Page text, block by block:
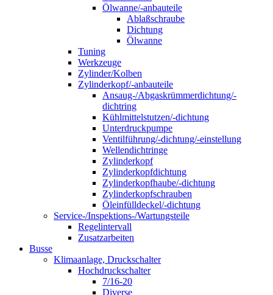
Ölwanne/-anbauteile
Ablaßschraube
Dichtung
Ölwanne
Tuning
Werkzeuge
Zylinder/Kolben
Zylinderkopf/-anbauteile
Ansaug-/Abgaskrümmerdichtung/-
dichtring
Kühlmittelstutzen/-dichtung
Unterdruckpumpe
Ventilführung/-dichtung/-einstellung
Wellendichtringe
Zylinderkopf
Zylinderkopfdichtung
Zylinderkopfhaube/-dichtung
Zylinderkopfschrauben
Öleinfülldeckel/-dichtung
Service-/Inspektions-/Wartungsteile
Regelintervall
Zusatzarbeiten
Busse
Klimaanlage, Druckschalter
Hochdruckschalter
7/16-20
Diverse